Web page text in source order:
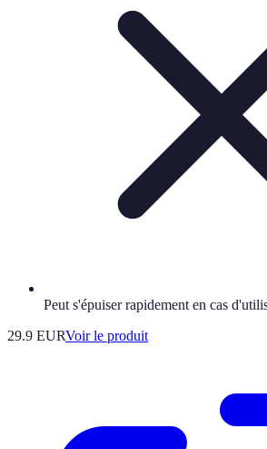
Peut s'épuiser rapidement en cas
29.9 EURVoir le produit